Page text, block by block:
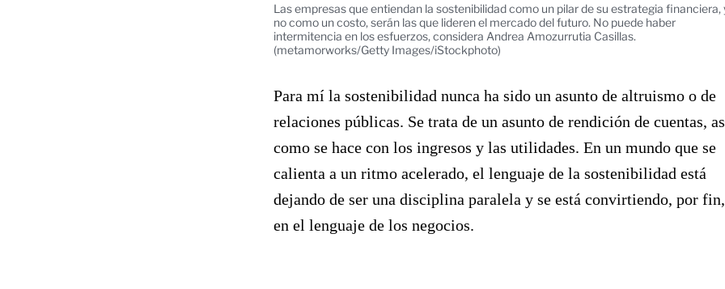
Las empresas que entiendan la sostenibilidad como un pilar de su estrategia financiera,
no como un costo, serán las que lideren el mercado del futuro. No puede haber
intermitencia en los esfuerzos, considera Andrea Amozurrutia Casillas.
(metamorworks/Getty Images/iStockphoto)
Para mí la sostenibilidad nunca ha sido un asunto de altruismo o de
relaciones públicas. Se trata de un asunto de rendición de cuentas,
como se hace con los ingresos y las utilidades. En un mundo que se
calienta a un ritmo acelerado, el lenguaje de la sostenibilidad está
dejando de ser una disciplina paralela y se está convirtiendo, por fin,
en el lenguaje de los negocios.